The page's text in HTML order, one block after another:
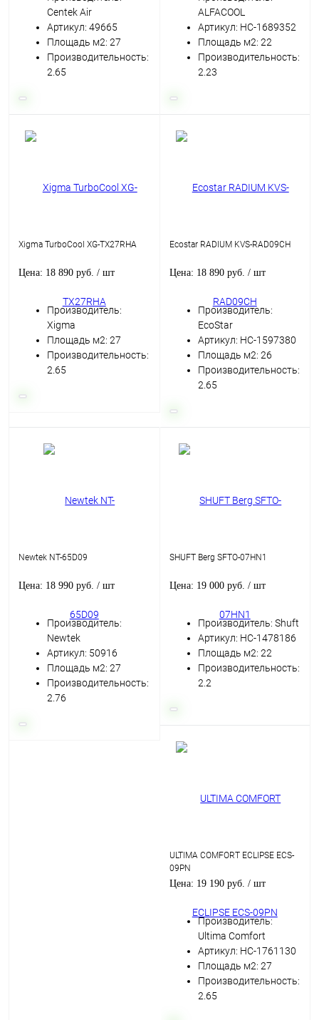
Centek Air
Артикул: 49665
Площадь м2: 27
Производительность:
2.65
ALFACOOL
Артикул: НС-1689352
Площадь м2: 22
Производительность:
2.23
Xigma TurboCool XG-TX27RHA
Цена: 18 890 руб. / шт
Производитель:
Xigma
Площадь м2: 27
Производительность:
2.65
Ecostar RADIUM KVS-RAD09CH
Цена: 18 890 руб. / шт
Производитель:
EcoStar
Артикул: НС-1597380
Площадь м2: 26
Производительность:
2.65
Newtek NT-65D09
Цена: 18 990 руб. / шт
Производитель:
Newtek
Артикул: 50916
Площадь м2: 27
Производительность:
2.76
SHUFT Berg SFTO-07HN1
Цена: 19 000 руб. / шт
Производитель: Shuft
Артикул: НС-1478186
Площадь м2: 22
Производительность:
2.2
ULTIMA COMFORT ECLIPSE ECS-
09PN
Цена: 19 190 руб. / шт
Производитель:
Ultima Comfort
Артикул: НС-1761130
Площадь м2: 27
Производительность:
2.65